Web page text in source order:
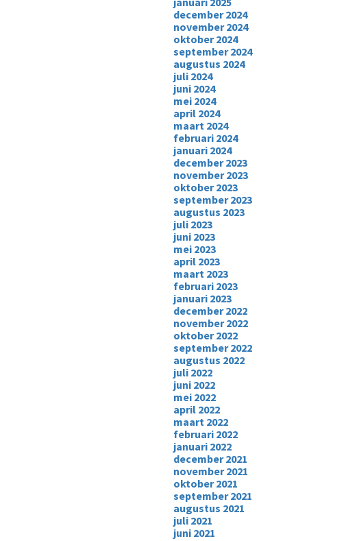
december 2024
november 2024
oktober 2024
september 2024
augustus 2024
juli 2024
juni 2024
mei 2024
april 2024
maart 2024
februari 2024
januari 2024
december 2023
november 2023
oktober 2023
september 2023
augustus 2023
juli 2023
juni 2023
mei 2023
april 2023
maart 2023
februari 2023
januari 2023
december 2022
november 2022
oktober 2022
september 2022
augustus 2022
juli 2022
juni 2022
mei 2022
april 2022
maart 2022
februari 2022
januari 2022
december 2021
november 2021
oktober 2021
september 2021
augustus 2021
juli 2021
juni 2021